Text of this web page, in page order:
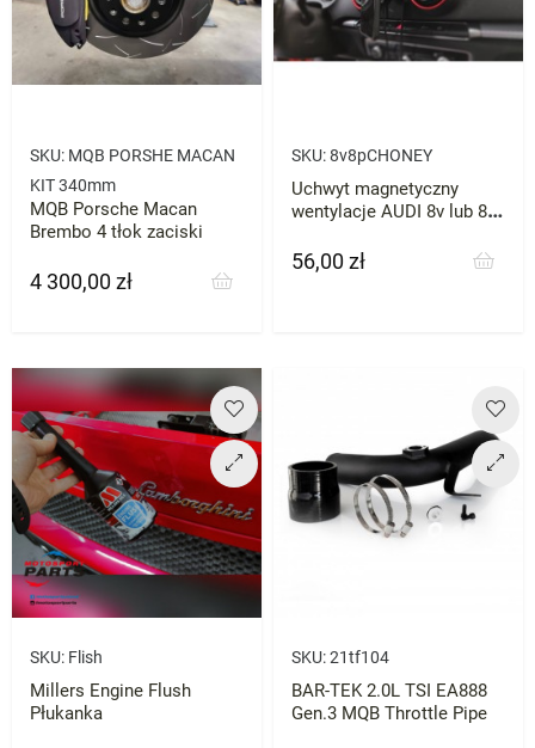
SKU: MQB PORSHE MACAN
KIT 340mm
MQB Porsche Macan
Brembo 4 tłok zaciski
Cena
4 300,00 zł
SKU:8v8pCHONEY
Uchwyt magnetyczny
wentylacje AUDI 8v lub 8p
Cena
56,00 zł
SKU: Flish
Millers Engine Flush
Płukanka
SKU:21tf104
BAR-TEK 2.0L TSI EA888
Gen.3 MQB Throttle Pipe